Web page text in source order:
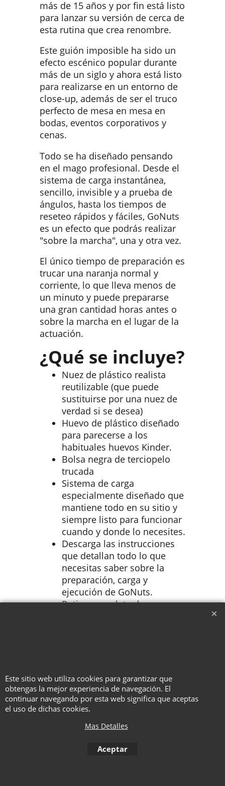
más de 15 años y por fin está listo
para lanzar su versión de cerca de
esta rutina que crea renombre.
Este guión imposible ha sido un
efecto escénico popular durante
más de un siglo y ahora está listo
para realizarse en un entorno de
close-up, además de ser el truco
perfecto de mesa en mesa en
bodas, eventos corporativos y
cenas.
Todo se ha diseñado pensando
en el mago profesional. Desde el
sistema de carga instantánea,
sencillo, invisible y a prueba de
ángulos, hasta los tiempos de
reseteo rápidos y fáciles, GoNuts
es un efecto que podrás realizar
"sobre la marcha", una y otra vez.
El único tiempo de preparación es
trucar una naranja normal y
corriente, lo que lleva menos de
un minuto y puede prepararse
una gran cantidad horas antes o
sobre la marcha en el lugar de la
actuación.
¿Qué se incluye?
Nuez de plástico realista
reutilizable (que puede
sustituirse por una nuez de
verdad si se desea)
Huevo de plástico diseñado
para parecerse a los
habituales huevos Kinder.
Bolsa negra de terciopelo
trucada
Sistema de carga
especialmente diseñado que
mantiene todo en su sitio y
siempre listo para funcionar
cuando y donde lo necesites.
Descarga las instrucciones
que detallan todo lo que
necesitas saber sobre la
preparación, carga y
ejecución de GoNuts.
Rutina completa de
explicaciones.
Este sitio web utiliza cookies para garantizar que
obtengas la mejor experiencia de navegación. El
continuar navegando por esta web significa que aceptas
el uso de dichas cookies.
Mas Detalles
Aceptar